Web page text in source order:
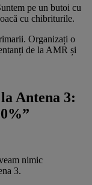
pe un butoi cu
cu chibriturile.
Organizați o
de la AMR și
Antena 3:
nimic
3.